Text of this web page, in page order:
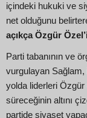
içindeki hukuki ve
net olduğunu
açıkça Özgür
Parti tabanının ve
vurgulayan
yolda liderleri
süreceğinin altını
partide siyaset